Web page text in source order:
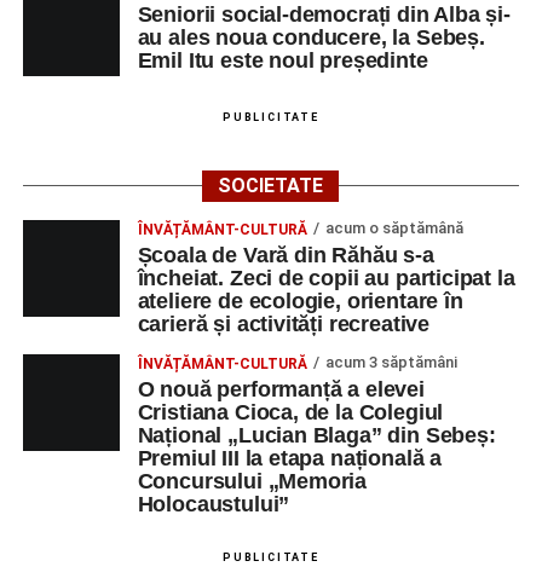
Seniorii social-democrați din Alba și-
au ales noua conducere, la Sebeș.
Emil Itu este noul președinte
PUBLICITATE
SOCIETATE
ÎNVĂȚĂMÂNT-CULTURĂ acum o săptămână
Școala de Vară din Răhău s-a
încheiat. Zeci de copii au participat la
ateliere de ecologie, orientare în
carieră și activități recreative
ÎNVĂȚĂMÂNT-CULTURĂ acum 3 săptămâni
O nouă performanță a elevei
Cristiana Cioca, de la Colegiul
Național „Lucian Blaga” din Sebeș:
Premiul III la etapa națională a
Concursului „Memoria
Holocaustului”
PUBLICITATE